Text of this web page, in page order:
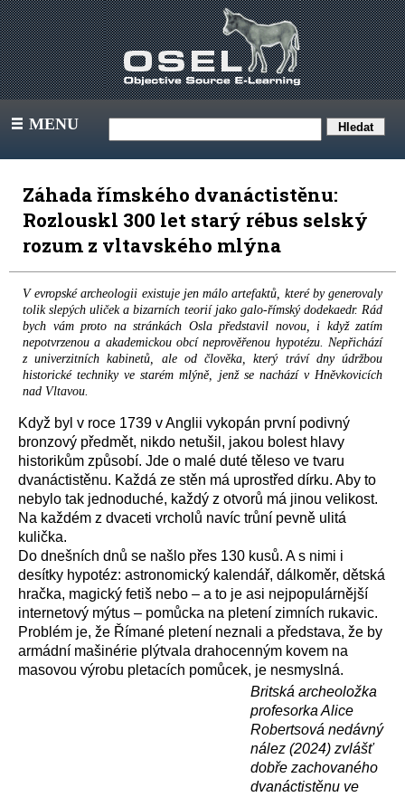
III MENU
Záhada římského dvanáctistěnu:
Rozlouskl 300 let starý rébus selský
rozum z vltavského mlýna
V evropské archeologii existuje jen málo artefaktů, které by generovaly
tolik slepých uliček a bizarních teorií jako galo-římský dodekaedr. Rád
bych vám proto na stránkách Osla představil novou, i když zatím
nepotvrzenou a akademickou obcí neprověřenou hypotézu. Nepřichází
z univerzitních kabinetů, ale od člověka, který tráví dny údržbou
historické techniky ve starém mlýně, jenž se nachází v Hněvkovicích
nad Vltavou.
Když byl v roce 1739 v Anglii vykopán první podivný
bronzový předmět, nikdo netušil, jakou bolest hlavy
historikům způsobí. Jde o malé duté těleso ve tvaru
dvanáctistěnu. Každá ze stěn má uprostřed dírku. Aby to
nebylo tak jednoduché, každý z otvorů má jinou velikost.
Na každém z dvaceti vrcholů navíc trůní pevně ulitá
kulička.
Do dnešních dnů se našlo přes 130 kusů. A s nimi i
desítky hypotéz: astronomický kalendář, dálkoměr, dětská
hračka, magický fetiš nebo – a to je asi nejpopulárnější
internetový mýtus – pomůcka na pletení zimních rukavic.
Problém je, že Římané pletení neznali a představa, že by
armádní mašinérie plýtvala drahocenným kovem na
masovou výrobu pletacích pomůcek, je nesmyslná.
Britská archeoložka
profesorka Alice
Robertsová nedávný
nález (2024) zvlášť
dobře zachovaného
dvanáctistěnu ve